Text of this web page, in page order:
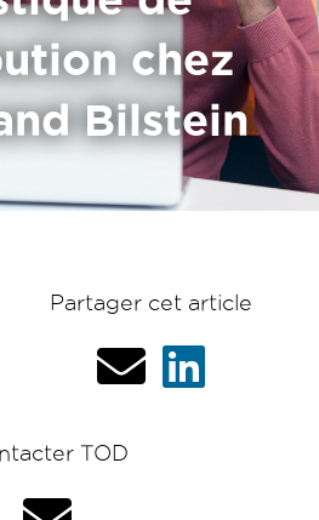
chez
Bilstein
Partager cet article
TOD